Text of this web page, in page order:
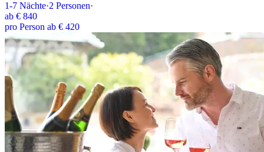
1-7 Nächte·2 Personen·
ab € 840
pro Person ab € 420